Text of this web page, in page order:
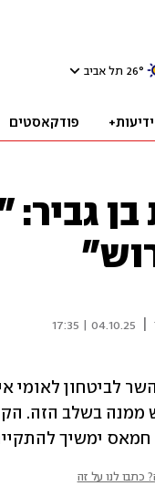
26° תל אביב
ידיעות+ פודקאסטים
בן
04.10.25 | 17:35
חמאס ימשיך
כתבו לנו על זה